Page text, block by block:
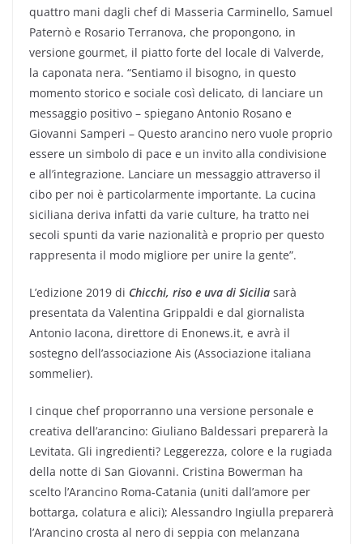
quattro mani dagli chef di Masseria Carminello, Samuel
Paternò e Rosario Terranova, che propongono, in
versione gourmet, il piatto forte del locale di Valverde,
la caponata nera. “Sentiamo il bisogno, in questo
momento storico e sociale così delicato, di lanciare un
messaggio positivo – spiegano Antonio Rosano e
Giovanni Samperi – Questo arancino nero vuole proprio
essere un simbolo di pace e un invito alla condivisione
e all’integrazione. Lanciare un messaggio attraverso il
cibo per noi è particolarmente importante. La cucina
siciliana deriva infatti da varie culture, ha tratto nei
secoli spunti da varie nazionalità e proprio per questo
rappresenta il modo migliore per unire la gente”.
L’edizione 2019 di Chicchi, riso e uva di Sicilia sarà
presentata da Valentina Grippaldi e dal giornalista
Antonio Iacona, direttore di Enonews.it, e avrà il
sostegno dell’associazione Ais (Associazione italiana
sommelier).
I cinque chef proporranno una versione personale e
creativa dell’arancino: Giuliano Baldessari preparerà la
Levitata. Gli ingredienti? Leggerezza, colore e la rugiada
della notte di San Giovanni. Cristina Bowerman ha
scelto l’Arancino Roma-Catania (uniti dall’amore per
bottarga, colatura e alici); Alessandro Ingiulla preparerà
l’Arancino crosta al nero di seppia con melanzana